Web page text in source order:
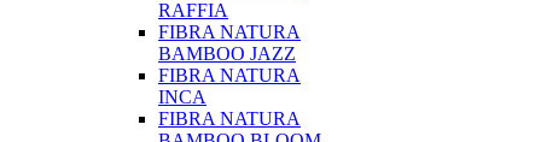
RAFFIA
FIBRA NATURA
BAMBOO JAZZ
FIBRA NATURA
INCA
FIBRA NATURA